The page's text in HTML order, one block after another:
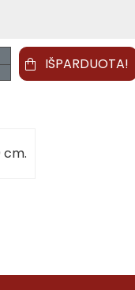
IŠPARDUOTA!
cm.